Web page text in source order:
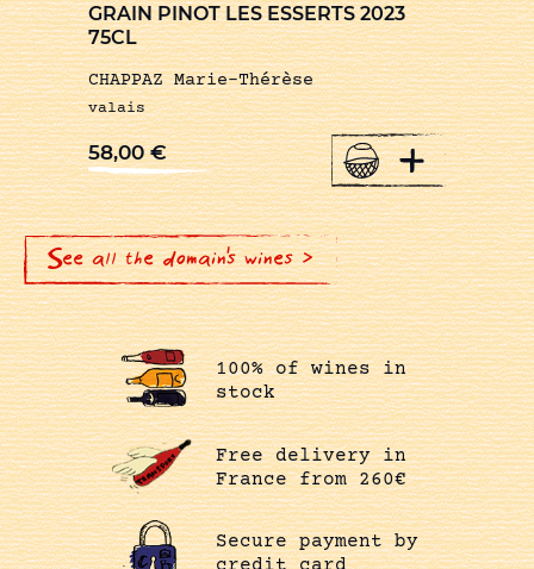
GRAIN PINOT LES ESSERTS 2023
75CL
CHAPPAZ Marie-Thérèse
valais
58,00€ +
See all the domain's wines >
100% of wines in
stock
Free delivery in
France from 260€
Secure payment by